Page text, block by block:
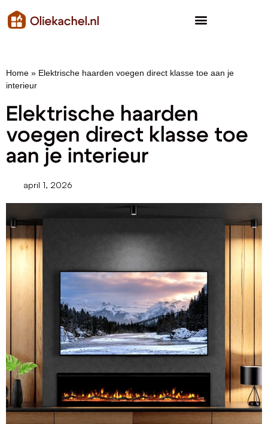
Home » Elektrische haarden voegen direct klasse toe aan je
interieur
Elektrische haarden
voegen direct klasse toe
aan je interieur
april 1, 2026